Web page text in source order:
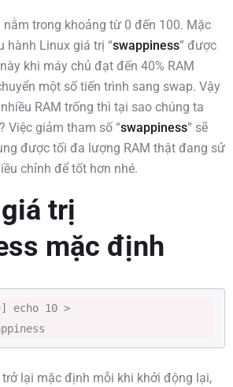
nằm trong khoảng từ 0 đến 100. Mặc
hành Linux giá trị “swappiness” được
khi máy chủ đạt đến 40% RAM
một số tiến trình sang swap. Vậy
RAM trống thì tại sao chúng ta
Việc giảm tham số “swappiness” sẽ
được tối đa lượng RAM thật đang sử
chỉnh để tốt hơn nhé.
trị
mặc định
echo 10 >
lại mặc định mỗi khi khởi động lại,